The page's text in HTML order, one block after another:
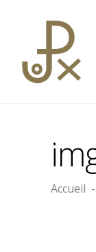
Accueil -